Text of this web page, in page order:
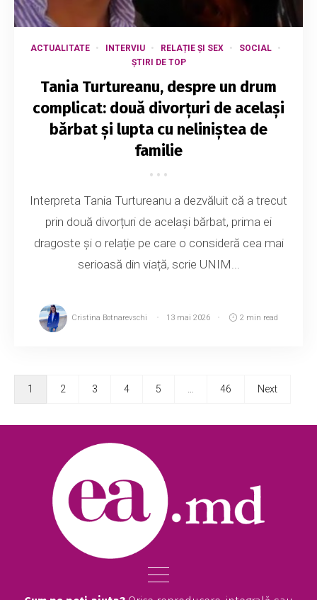
ACTUALITATE INTERVIU RELAȚIE ȘI SEX
SOCIAL
ȘTIRI DE TOP
Tania Turtureanu, despre un drum
complicat: două divorțuri de același
bărbat și lupta cu neliniștea de
familie
Interpreta Tania Turtureanu a dezvăluit că a trecut
prin două divorțuri de același bărbat, prima ei
dragoste și o relație pe care o consideră cea mai
serioasă din viață, scrie UNIM...
Cristina Botnarevschi 13 mai 2026 2 min read
1 2 3 4 5 … 46 Next